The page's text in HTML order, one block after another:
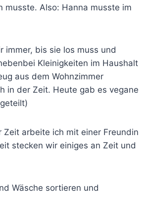
Also: Hanna musste im
immer, bis sie los muss und
Kleinigkeiten im Haushalt
aus dem Wohnzimmer
in der Zeit. Heute gab es vegane
arbeite ich mit einer Freundin
stecken wir einiges an Zeit und
Wäsche sortieren und